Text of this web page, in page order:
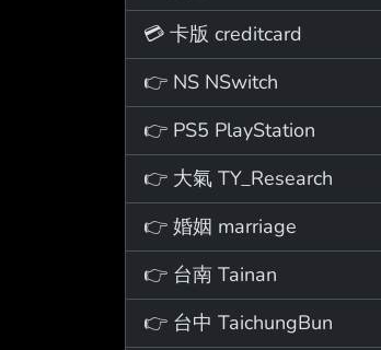
💳 卡版 creditcard
👉 NS NSwitch
👉 PS5 PlayStation
👉 大氣 TY_Research
👉 婚姻 marriage
👉 台南 Tainan
👉 台中 TaichungBun